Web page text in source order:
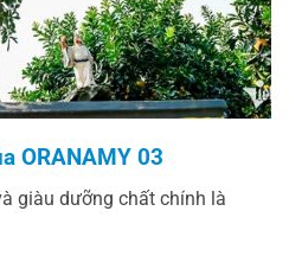
ORANAMY 03
giàu dưỡng chất chính là